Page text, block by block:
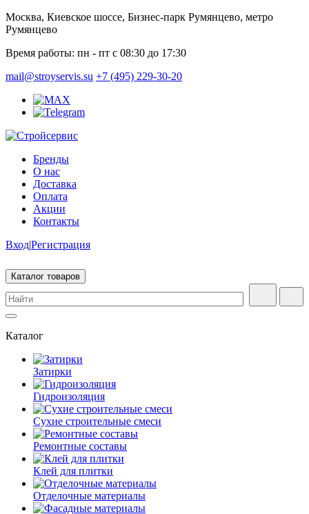
Москва, Киевское шоссе, Бизнес-парк Румянцево, метро
Румянцево
Время работы: пн - пт с 08:30 до 17:30
mail@stroyservis.su +7 (495) 229-30-20
Бренды
О нас
Доставка
Оплата
Акции
Контакты
Вход|Регистрация
Каталог товаров
Каталог
Затирки
Гидроизоляция
Сухие строительные смеси
Ремонтные составы
Клей для плитки
Отделочные материалы